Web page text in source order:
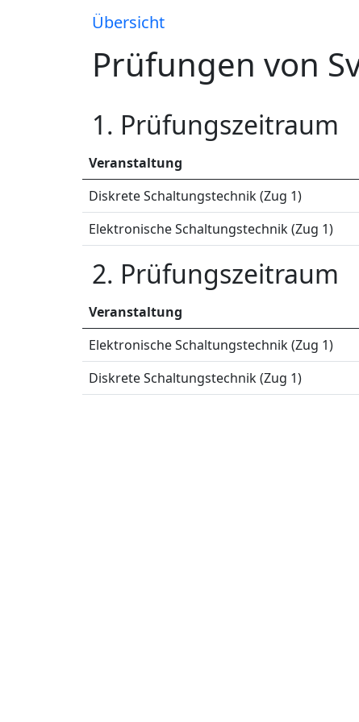
Übersicht
Prüfungen von
1. Prüfungszeitraum
Veranstaltung
Diskrete Schaltungstechnik (Zug 1)
Elektronische Schaltungstechnik (Zug 1)
2. Prüfungszeitraum
Veranstaltung
Elektronische Schaltungstechnik (Zug 1)
Diskrete Schaltungstechnik (Zug 1)